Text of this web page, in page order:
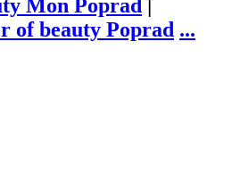
Mon Poprad
of beauty Poprad ...